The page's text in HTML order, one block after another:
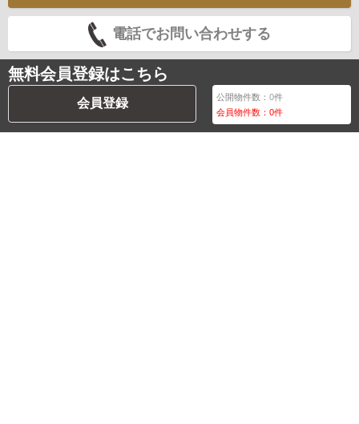
電話でお問い合わせする
無料会員登録はこちら
会員登録 公開物件数：0件
会員物件数：0件